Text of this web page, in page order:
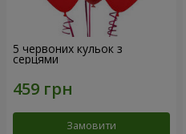
5 червоних кульок з
серцями
Замовити